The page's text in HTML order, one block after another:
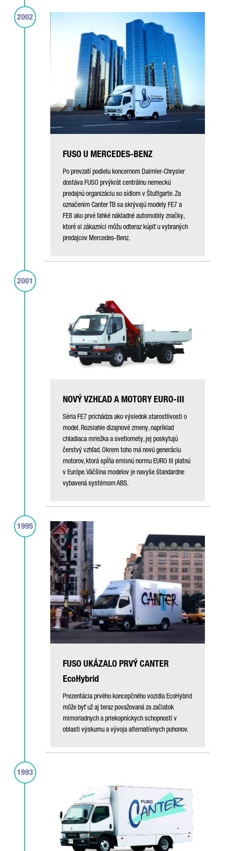
FUSO U MERCEDES-BENZ
Po prevzatí podielu koncernom Daimler-Chrysler
dostáva FUSO prvýkrát centrálnu nemeckú
predajnú organizáciu so sídlom v Štuttgarte. Za
označením Canter TB sa skrývajú modely FE7 a
FE8 ako prvé ľahké nákladné automobily značky,
ktoré si zákazníci môžu odteraz kúpiť u vybraných
predajcov Mercedes-Benz.
2002
NOVÝ VZHĽAD A MOTORY EURO-III
Séria FE7 prichádza ako výsledok starostlivosti o
model. Rozsiahle dizajnové zmeny, napríklad
chladiaca mriežka a svetlomety, jej poskytujú
čerstvý vzhľad. Okrem toho má novú generáciu
motorov, ktorá spĺňa emisnú normu EURO III platnú
v Európe. Väčšina modelov je navyše štandardne
vybavená systémom ABS.
2001
FUSO UKÁZALO PRVÝ CANTER
EcoHybrid
Prezentácia prvého koncepčného vozidla EcoHybrid
môže byť už aj teraz považovaná za začiatok
mimoriadnych a priekopníckych schopností v
oblasti výskumu a vývoja alternatívnych pohonov.
1995
1993